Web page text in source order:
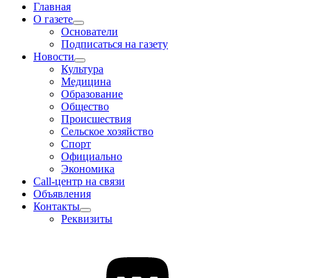
Главная
О газете
Основатели
Подписаться на газету
Новости
Культура
Медицина
Образование
Общество
Происшествия
Сельское хозяйство
Спорт
Официально
Экономика
Call-центр на связи
Объявления
Контакты
Реквизиты